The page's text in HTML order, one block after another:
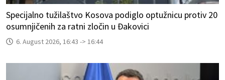
Specijalno tužilaštvo Kosova podiglo optužnicu protiv 20
osumnjičenih za ratni zločin u Đakovici
6. August 2026, 16:43 -> 16:44